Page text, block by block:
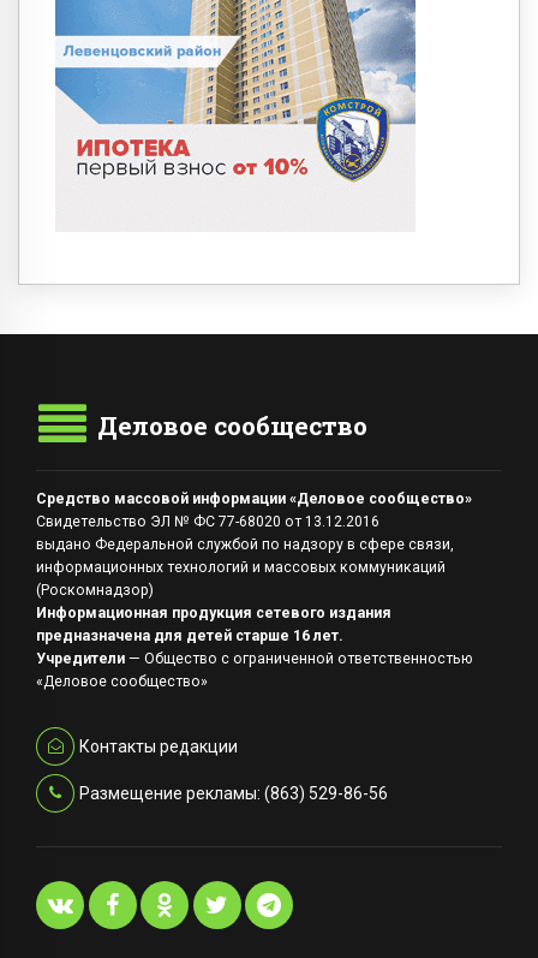
Деловое сообщество
Средство массовой информации «Деловое сообщество»
Свидетельство ЭЛ № ФС 77-68020 от 13.12.2016
выдано Федеральной службой по надзору в сфере связи,
информационных технологий и массовых коммуникаций
(Роскомнадзор)
Информационная продукция сетевого издания
предназначена для детей старше 16 лет.
Учредители — Общество с ограниченной ответственностью
«Деловое сообщество»
Контакты редакции
Размещение рекламы: (863) 529-86-56